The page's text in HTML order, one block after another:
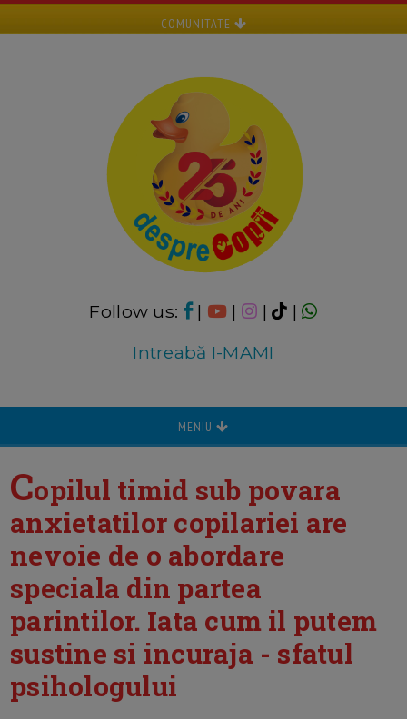
COMUNITATE
Follow us: | | |
|
Intreabă I-MAMI
MENIU
Copilul timid sub povara
anxietatilor copilariei are
nevoie de o abordare
speciala din partea
parintilor. Iata cum il putem
sustine si incuraja - sfatul
psihologului